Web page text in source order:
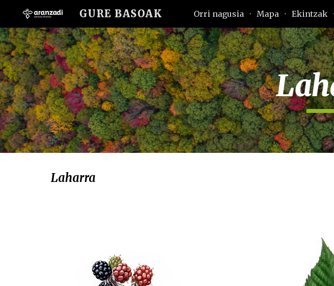
Skip to main content
GURE BASOAK Orri nagusia Mapa Ekintzak
Laharra